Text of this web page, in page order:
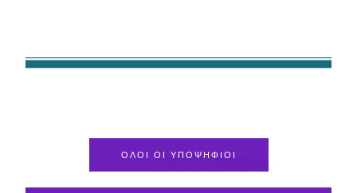
ΟΛΟΙ ΟΙ ΥΠΟΨΗΦΙΟΙ